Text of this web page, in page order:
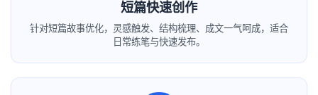
短篇快速创作
针对短篇故事优化，灵感触发、结构梳理、成文一气呵成，适合
日常练笔与快速发布。